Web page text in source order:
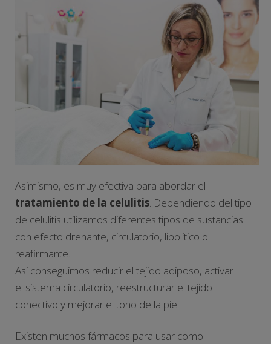
Asimismo, es muy efectiva para abordar el
tratamiento de la celulitis. Dependiendo del tipo
de celulitis utilizamos diferentes tipos de sustancias
con efecto drenante, circulatorio, lipolítico o
reafirmante.
Así conseguimos reducir el tejido adiposo, activar
el sistema circulatorio, reestructurar el tejido
conectivo y mejorar el tono de la piel.
Existen muchos fármacos para usar como